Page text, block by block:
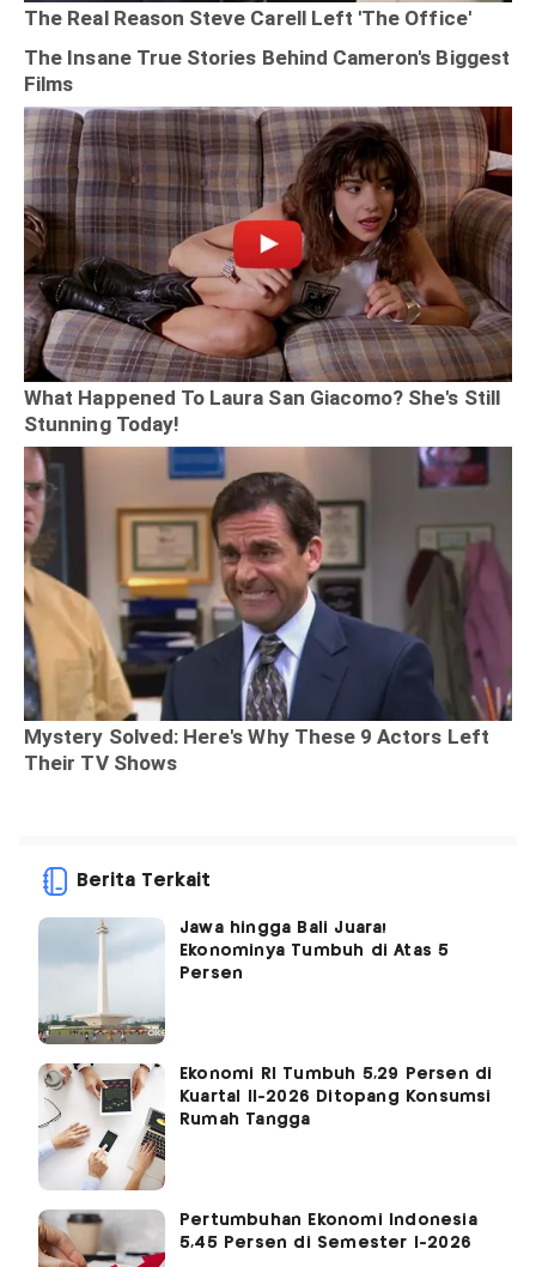
Berita Terkait
Jawa hingga Bali Juara!
Ekonominya Tumbuh di Atas 5
Persen
Ekonomi RI Tumbuh 5,29 Persen di
Kuartal II-2026 Ditopang Konsumsi
Rumah Tangga
Pertumbuhan Ekonomi Indonesia
5,45 Persen di Semester I-2026